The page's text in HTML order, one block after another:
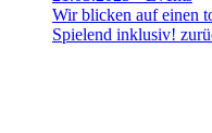
Wir blicken auf einen
Spielend inklusiv!